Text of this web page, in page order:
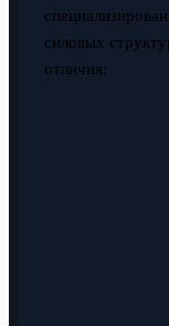
силовых
отличия: